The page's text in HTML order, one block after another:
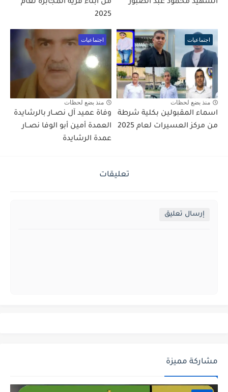
الشهيد محمود عبد الصبور
من أبناء قرية المجابرة لعام
2025
اجتماعيات
منذ بضع لحظات
اسماء المقبولين بكلية شرطة
من مركز العسيرات لعام 2025
اجتماعيات
منذ بضع لحظات
وفاة عميد آل نصــار بالرشايدة
العمدة أمين أبو الوفا نصــار
عمدة الرشايدة
تعليقات
إرسال تعليق
مشاركة مميزة